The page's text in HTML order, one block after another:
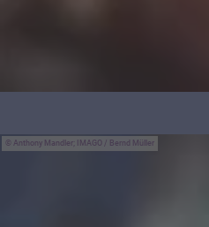
Anthony Mandler; IMAGO / Bernd Müller